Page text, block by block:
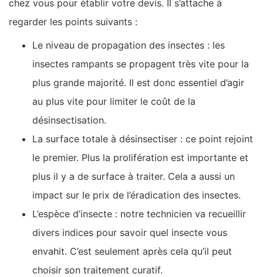
chez vous pour établir votre devis. Il s’attache à
regarder les points suivants :
Le niveau de propagation des insectes : les
insectes rampants se propagent très vite pour la
plus grande majorité. Il est donc essentiel d’agir
au plus vite pour limiter le coût de la
désinsectisation.
La surface totale à désinsectiser : ce point rejoint
le premier. Plus la prolifération est importante et
plus il y a de surface à traiter. Cela a aussi un
impact sur le prix de l’éradication des insectes.
L’espèce d’insecte : notre technicien va recueillir
divers indices pour savoir quel insecte vous
envahit. C’est seulement après cela qu’il peut
choisir son traitement curatif.